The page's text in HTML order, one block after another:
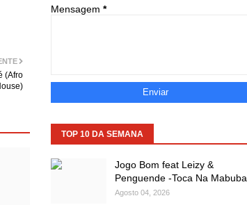
(Afro
Mensagem *
TOP 10 DA SEMANA
Jogo Bom feat Leizy &
Penguende -Toca Na Mabuba
Agosto 04, 2026